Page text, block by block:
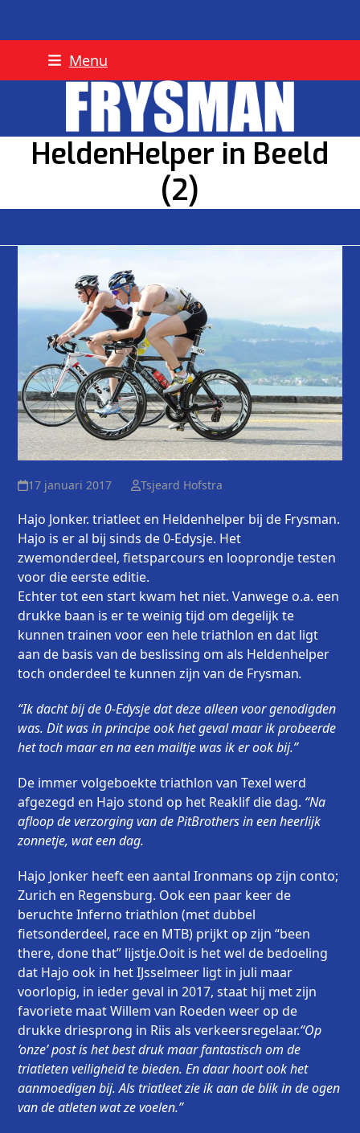
Menu
HeldenHelper in Beeld
(2)
17 januari 2017 Tsjeard Hofstra
Hajo Jonker. triatleet en Heldenhelper bij de Frysman.
Hajo is er al bij sinds de 0-Edysje. Het
zwemonderdeel, fietsparcours en looprondje testen
voor die eerste editie.
Echter tot een start kwam het niet. Vanwege o.a. een
drukke baan is er te weinig tijd om degelijk te
kunnen trainen voor een hele triathlon en dat ligt
aan de basis van de beslissing om als Heldenhelper
toch onderdeel te kunnen zijn van de Frysman.
“Ik dacht bij de 0-Edysje dat deze alleen voor genodigden
was. Dit was in principe ook het geval maar ik probeerde
het toch maar en na een mailtje was ik er ook bij.”
De immer volgeboekte triathlon van Texel werd
afgezegd en Hajo stond op het Reaklif die dag. “Na
afloop de verzorging van de PitBrothers in een heerlijk
zonnetje, wat een dag.
Hajo Jonker heeft een aantal Ironmans op zijn conto;
Zurich en Regensburg. Ook een paar keer de
beruchte Inferno triathlon (met dubbel
fietsonderdeel, race en MTB) prijkt op zijn “been
there, done that” lijstje.Ooit is het wel de bedoeling
dat Hajo ook in het IJsselmeer ligt in juli maar
voorlopig, in ieder geval in 2017, staat hij met zijn
favoriete maat Willem van Roeden weer op de
drukke driesprong in Riis als verkeersregelaar.“Op
‘onze’ post is het best druk maar fantastisch om de
triatleten veiligheid te bieden. En daar hoort ook het
aanmoedigen bij. Als triatleet zie ik aan de blik in de ogen
van de atleten wat ze voelen.”